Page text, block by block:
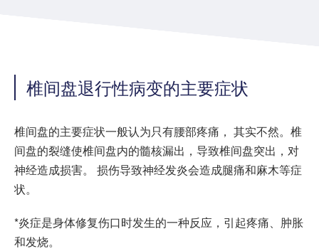
椎间盘退行性病变的主要症状
椎间盘的主要症状一般认为只有腰部疼痛， 其实不然。椎
间盘的裂缝使椎间盘内的髓核漏出，导致椎间盘突出，对
神经造成损害。 损伤导致神经发炎会造成腿痛和麻木等症
状。
*炎症是身体修复伤口时发生的一种反应，引起疼痛、肿胀
和发烧。